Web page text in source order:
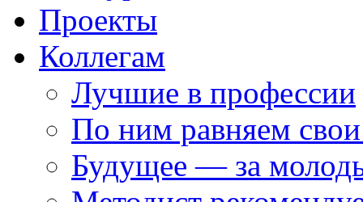
Проекты
Коллегам
Лучшие в профессии
По ним равняем
Будущее — за